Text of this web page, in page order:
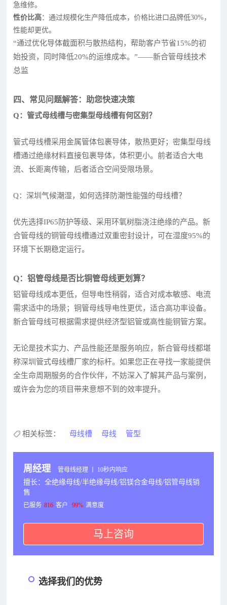
急维修。
性价比高：通过规模化生产降低成本，价格比进口品牌低30%，
性能却更优。
“通过优化导体截面积与散热结构，帮助客户节省15%的初
始投资，同时降低20%的运维成本。”——新合管母线技术
总监
四、常见问题解答：助您快速决策
Q：管式母线槽与密集型母线槽有何区别？
管式母线槽采用金属管体包裹导体，散热更好；密集型母线
槽通过绝缘材料直接包裹导体，体积更小。前者适合大电
流、长距离传输，后者适合空间受限场景。
Q：深圳气候潮湿，如何选择防潮性能强的母线槽？
优先选择IP65防护等级、采用环氧树脂浇注绝缘的产品。新
合管母线的铜管母线槽通过双重密封设计，可在湿度95%的
环境下长期稳定运行。
Q：铝管母线是否比铜管母线更划算？
铝管母线成本更低，但导电性稍弱，适合对成本敏感、电流
需求适中的场景；铜管母线导电性更优，适合高功率设备。
新合管母线可根据需求提供经济型铝管或高性能铜管方案。
无论是技术实力、产品性能还是服务响应，新合管母线都堪
称深圳管式母线槽厂家的标杆。如果您正在寻找一家能提供
全生命周期服务的合作伙伴，不妨深入了解其产品与案例，
或许会为您的项目带来意想不到的效率提升。
相关标签： 母线槽 母线 管型
周经理 管母线经理 丨 10秒内响应
擅长：全绝缘母线/半绝缘母线/铝镁合金母线/铝管母线销
售
已服务 816 客户 99% 满意度
马上咨询
选择我们的优势